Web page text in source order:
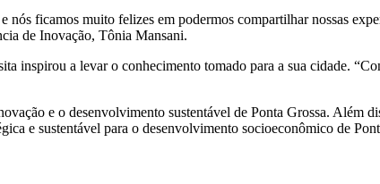
ficamos muito felizes em podermos compartilhar nossas
de Inovação, Tônia Mansani.
inspirou a levar o conhecimento tomado para a sua cidade.
e o desenvolvimento sustentável de Ponta Grossa. Além
e sustentável para o desenvolvimento socioeconômico de